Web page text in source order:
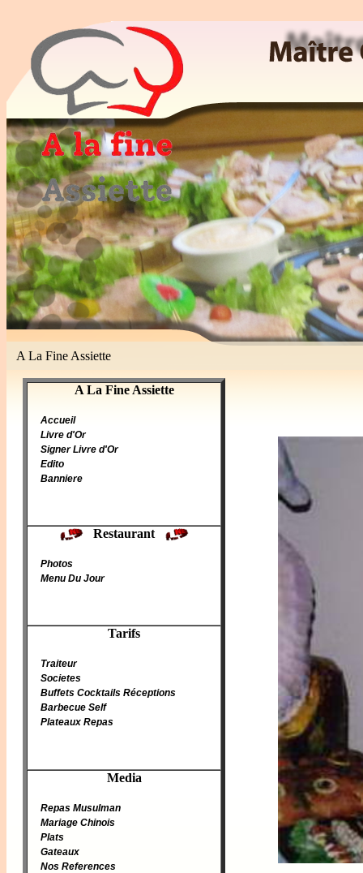
A La Fine Assiette
Maitre Cuisinier, Traiteur, Patissier
A La Fine Assiette
Accueil
Livre d'Or
Signer Livre d'Or
Edito
Banniere
Restaurant
Photos
Menu Du Jour
Tarifs
Traiteur
Societes
Buffets Cocktails Réceptions
Barbecue Self
Plateaux Repas
Media
Repas Musulman
Mariage Chinois
Plats
Gateaux
Nos References